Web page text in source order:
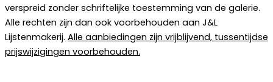
verspreid zonder schriftelijke toestemming van de galerie.
Alle rechten zijn dan ook voorbehouden aan J&L
Lijstenmakerij. Alle aanbiedingen zijn vrijblijvend, tussentijdse
prijswijzigingen voorbehouden.